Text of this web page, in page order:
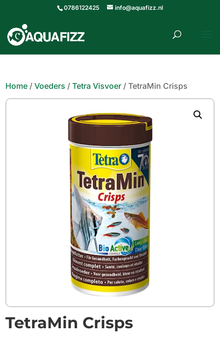
0786122425 info@aquafizz.nl
Home /Voeders /Tetra Visvoer / TetraMin Crisps
TetraMin Crisps